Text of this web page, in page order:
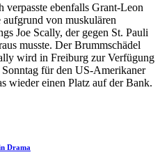
ebenfalls Grant-Leon
von muskulären
Joe Scally, der gegen St. Pauli
musste. Der Brummschädel
wird in Freiburg zur Verfügung
für den US-Amerikaner
wieder einen Platz auf der Bank.
Drama